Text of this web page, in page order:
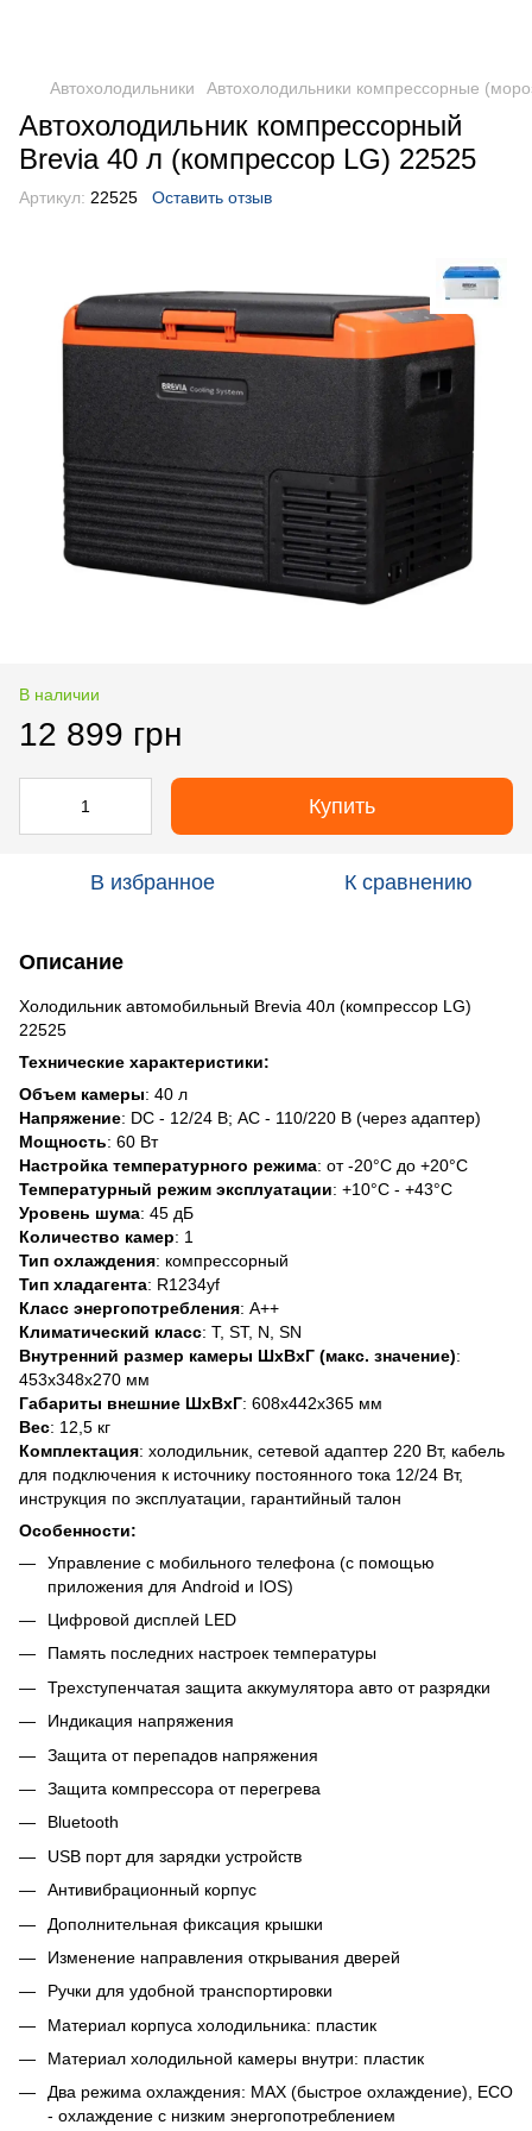
Автохолодильники Автохолодильники компрессорные
Автохолодильник компрессорный
Brevia 40 л (компрессор LG) 22525
Артикул: 22525 Оставить отзыв
В наличии
12 899 грн
Купить
В избранное К сравнению
Описание
Холодильник автомобильный Brevia 40л (компрессор LG)
22525
Технические характеристики:
Объем камеры: 40 л
Напряжение: DC - 12/24 В; AC - 110/220 В (через адаптер)
Мощность: 60 Вт
Настройка температурного режима: от -20°C до +20°C
Температурный режим эксплуатации: +10°C - +43°C
Уровень шума: 45 дБ
Количество камер: 1
Тип охлаждения: компрессорный
Тип хладагента: R1234yf
Класс энергопотребления: А++
Климатический класс: T, ST, N, SN
Внутренний размер камеры ШхВхГ (макс. значение):
453х348х270 мм
Габариты внешние ШхВхГ: 608x442x365 мм
Вес: 12,5 кг
Комплектация: холодильник, сетевой адаптер 220 Вт, кабель
для подключения к источнику постоянного тока 12/24 Вт,
инструкция по эксплуатации, гарантийный талон
Особенности:
Управление с мобильного телефона (с помощью
приложения для Android и IOS)
Цифровой дисплей LED
Память последних настроек температуры
Трехступенчатая защита аккумулятора авто от разрядки
Индикация напряжения
Защита от перепадов напряжения
Защита компрессора от перегрева
Bluetooth
USB порт для зарядки устройств
Антивибрационный корпус
Дополнительная фиксация крышки
Изменение направления открывания дверей
Ручки для удобной транспортировки
Материал корпуса холодильника: пластик
Материал холодильной камеры внутри: пластик
Два режима охлаждения: MAX (быстрое охлаждение), ECO
- охлаждение с низким энергопотреблением